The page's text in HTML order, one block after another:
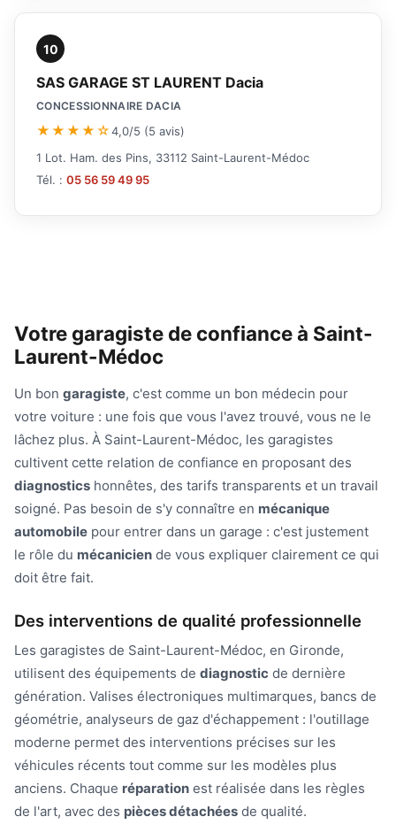
10
SAS GARAGE ST LAURENT Dacia
CONCESSIONNAIRE DACIA
★★★★☆4,0/5 (5 avis)
1 Lot. Ham. des Pins, 33112 Saint-Laurent-Médoc
Tél. : 05 56 59 49 95
Votre garagiste de confiance à Saint-
Laurent-Médoc
Un bon garagiste, c'est comme un bon médecin pour
votre voiture : une fois que vous l'avez trouvé, vous ne le
lâchez plus. À Saint-Laurent-Médoc, les garagistes
cultivent cette relation de confiance en proposant des
diagnostics honnêtes, des tarifs transparents et un travail
soigné. Pas besoin de s'y connaître en mécanique
automobile pour entrer dans un garage : c'est justement
le rôle du mécanicien de vous expliquer clairement ce qui
doit être fait.
Des interventions de qualité professionnelle
Les garagistes de Saint-Laurent-Médoc, en Gironde,
utilisent des équipements de diagnostic de dernière
génération. Valises électroniques multimarques, bancs de
géométrie, analyseurs de gaz d'échappement : l'outillage
moderne permet des interventions précises sur les
véhicules récents tout comme sur les modèles plus
anciens. Chaque réparation est réalisée dans les règles
de l'art, avec des pièces détachées de qualité.